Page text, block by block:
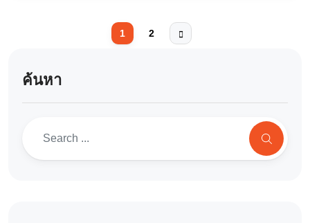
1 2
ค้นหา